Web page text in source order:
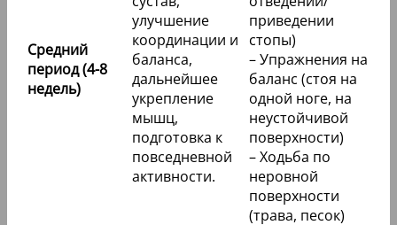
Средний
период (4-8
недель)
улучшение
координации и
баланса,
дальнейшее
укрепление
мышц,
подготовка к
повседневной
активности.
приведении
стопы)
– Упражнения на
баланс (стоя на
одной ноге, на
неустойчивой
поверхности)
– Ходьба по
неровной
поверхности
(трава, песок)